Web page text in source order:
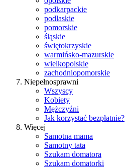
podkarpackie
podlaskie
pomorskie
śląskie
świętokrzyskie
warmińsko-mazurskie
wielkopolskie
zachodniopomorskie
Niepełnosprawni
Wszyscy
Kobiety
Mężczyźni
Jak korzystać bezpłatnie?
Więcej
Samotna mama
Samotny tata
Szukam domatora
Szukam domatorki